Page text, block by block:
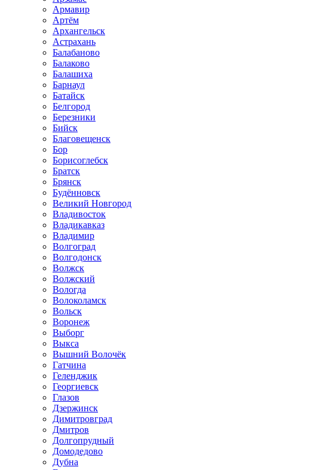
Армавир
Артём
Архангельск
Астрахань
Балабаново
Балаково
Балашиха
Барнаул
Батайск
Белгород
Березники
Бийск
Благовещенск
Бор
Борисоглебск
Братск
Брянск
Будённовск
Великий Новгород
Владивосток
Владикавказ
Владимир
Волгоград
Волгодонск
Волжск
Волжский
Вологда
Волоколамск
Вольск
Воронеж
Выборг
Выкса
Вышний Волочёк
Гатчина
Геленджик
Георгиевск
Глазов
Дзержинск
Димитровград
Дмитров
Долгопрудный
Домодедово
Дубна